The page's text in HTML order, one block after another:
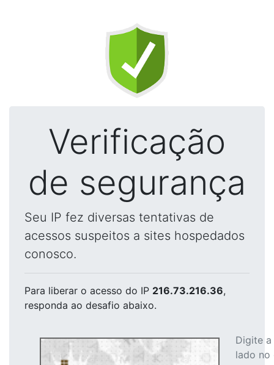
Verificação
de segurança
Seu IP fez diversas tentativas de
acessos suspeitos a sites hospedados
conosco.
Para liberar o acesso do IP 216.73.216.36,
responda ao desafio abaixo.
Digite
lado no